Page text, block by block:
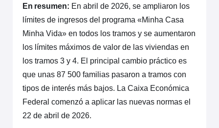
En resumen: En abril de 2026, se ampliaron los
límites de ingresos del programa «Minha Casa
Minha Vida» en todos los tramos y se aumentaron
los límites máximos de valor de las viviendas en
los tramos 3 y 4. El principal cambio práctico es
que unas 87 500 familias pasaron a tramos con
tipos de interés más bajos. La Caixa Económica
Federal comenzó a aplicar las nuevas normas el
22 de abril de 2026.